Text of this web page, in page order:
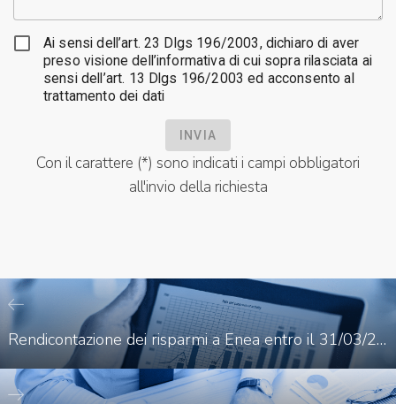
Ai sensi dell’art. 23 Dlgs 196/2003, dichiaro di aver
preso visione dell’informativa di cui sopra rilasciata ai
sensi dell’art. 13 Dlgs 196/2003 ed acconsento al
trattamento dei dati
INVIA
Con il carattere (*) sono indicati i campi obbligatori
all'invio della richiesta
Rendicontazione dei risparmi a Enea entro il 31/03/2020